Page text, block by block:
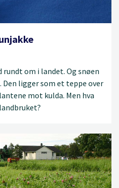
om i landet. Og snøen
ligger som et teppe over
mot kulda. Men hva